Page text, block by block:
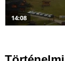
14:08